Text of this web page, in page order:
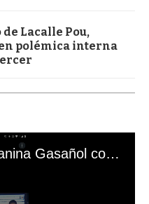
Lacalle Pou,
polémica interna
El mal momento de Yanina Gasañol con un hincha argentino en "Subrayado"